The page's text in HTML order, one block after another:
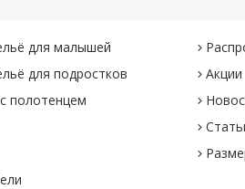
для малышей
для подростков
полотенцем
Акции